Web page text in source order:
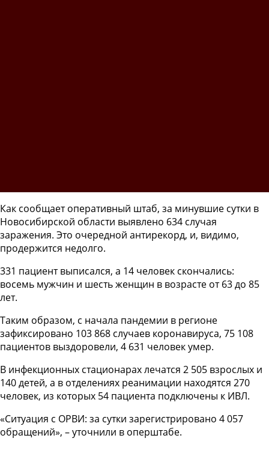
Как сообщает оперативный штаб, за минувшие сутки в
Новосибирской области выявлено 634 случая
заражения. Это очередной антирекорд, и, видимо,
продержится недолго.
331 пациент выписался, а 14 человек скончались:
восемь мужчин и шесть женщин в возрасте от 63 до 85
лет.
Таким образом, с начала пандемии в регионе
зафиксировано 103 868 случаев коронавируса, 75 108
пациентов выздоровели, 4 631 человек умер.
В инфекционных стационарах лечатся 2 505 взрослых и
140 детей, а в отделениях реанимации находятся 270
человек, из которых 54 пациента подключены к ИВЛ.
«Ситуация с ОРВИ: за сутки зарегистрировано 4 057
обращений», – уточнили в оперштабе.